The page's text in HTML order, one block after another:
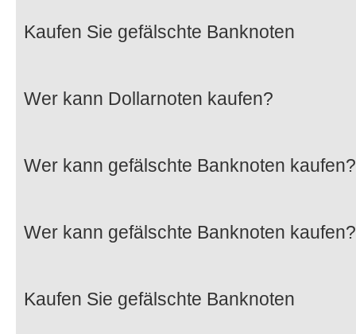
Kaufen Sie gefälschte Banknoten
Wer kann Dollarnoten kaufen?
Wer kann gefälschte Banknoten kaufen?
Wer kann gefälschte Banknoten kaufen?
Kaufen Sie gefälschte Banknoten